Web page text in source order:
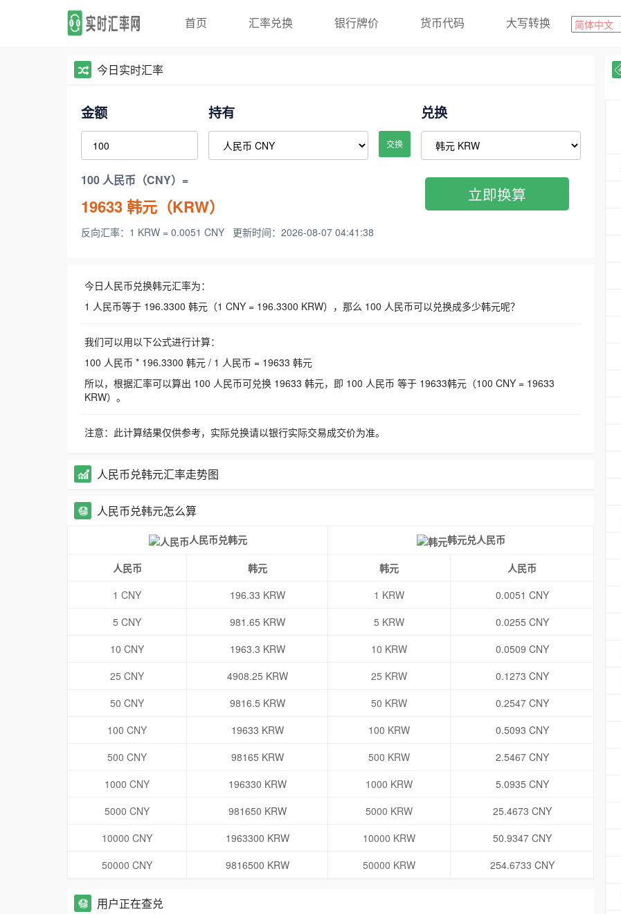
首页 汇率兑换 银行牌价 货币代码 大写转换
今日实时汇率
金额 持有
交换
兑换
100 人民币（CNY）=
19633韩元（KRW）
反向汇率：1 KRW = 0.0051 CNY 更新时间：2026-08-07 04:41:38
立即换算
今日人民币兑换韩元汇率为：
1 人民币等于 196.3300 韩元（1 CNY = 196.3300 KRW），那么 100 人民币可以兑换成多少韩元呢？
我们可以用以下公式进行计算：
100 人民币 * 196.3300 韩元 / 1 人民币 = 19633 韩元
所以，根据汇率可以算出 100 人民币可兑换 19633 韩元，即 100 人民币 等于 19633韩元（100 CNY = 19633
KRW）。
注意：此计算结果仅供参考，实际兑换请以银行实际交易成交价为准。
人民币兑韩元汇率走势图
人民币兑韩元怎么算
人民币兑韩元 韩元兑人民币
人民币 韩元 韩元
人民币
1 CNY
196.33 KRW 1 KRW
0.0051 CNY
5 CNY
981.65 KRW 5 KRW
0.0255 CNY
10 CNY
1963.3 KRW 10 KRW
0.0509 CNY
25 CNY
4908.25 KRW 25 KRW
0.1273 CNY
50 CNY
9816.5 KRW 50 KRW
0.2547 CNY
100 CNY
19633 KRW 100 KRW
0.5093 CNY
500 CNY
98165 KRW 500 KRW
2.5467 CNY
1000 CNY
196330 KRW 1000 KRW
5.0935 CNY
5000 CNY
981650 KRW 5000 KRW
25.4673 CNY
10000 CNY
1963300 KRW 10000 KRW
50.9347 CNY
50000 CNY
9816500 KRW 50000 KRW 254.6733 CNY
用户正在查兑